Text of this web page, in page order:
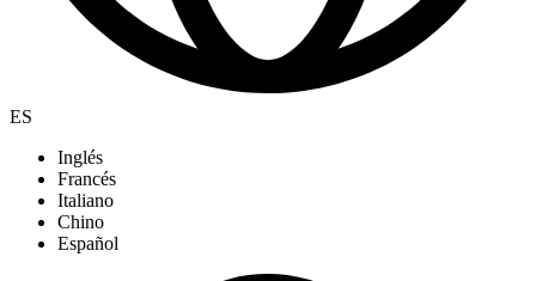
ES
Inglés
Francés
Italiano
Chino
Español